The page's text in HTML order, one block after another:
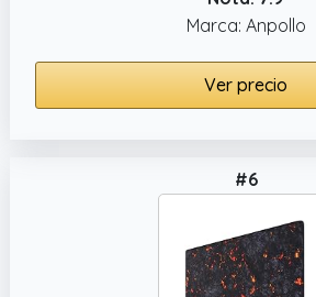
Marca: Anpollo
Ver precio
#6